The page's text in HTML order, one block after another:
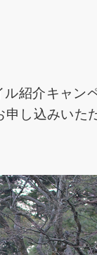
紹介キャン
し込みいた